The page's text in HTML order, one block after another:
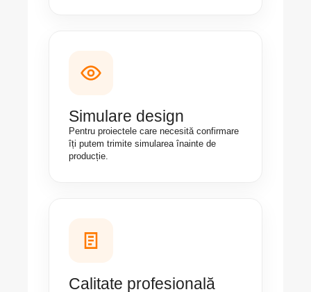
Simulare design
Pentru proiectele care necesită confirmare
îți putem trimite simularea înainte de
producție.
Calitate profesională